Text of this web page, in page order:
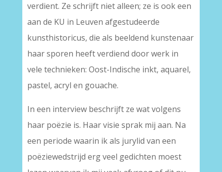
verdient. Ze schrijft niet alleen; ze is ook een
aan de KU in Leuven afgestudeerde
kunsthistoricus, die als beeldend kunstenaar
haar sporen heeft verdiend door werk in
vele technieken: Oost-Indische inkt, aquarel,
pastel, acryl en gouache.
In een interview beschrijft ze wat volgens
haar poëzie is. Haar visie sprak mij aan. Na
een periode waarin ik als jurylid van een
poëziewedstrijd erg veel gedichten moest